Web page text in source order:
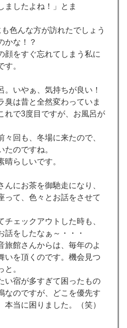
ましたよね！」とま
色んな方が訪れたでしょう
かな！？
顔をすぐ忘れてしまう私に
。
。いやぁ、気持ちが良い！
臭は昔と全然変わっていま
れで3度目ですが、お風呂が
々回も、冬場に来たので、
のですね。
晴らしいです。
にお茶を御馳走になり、
って、色々とお話をさせて
チェックアウトした時も、
話をしたなぁ～・・・
旅館さんからは、毎年のよ
いを頂くのです。機会見つ
。
い宿が多すぎて困ったもの
なのですが、どこを優先す
本当に困りました。（笑）